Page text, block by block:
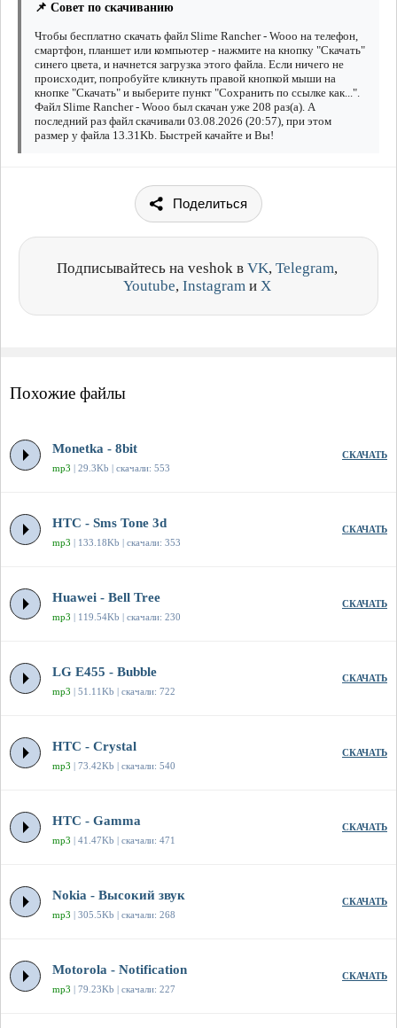
📌 Совет по скачиванию
Чтобы бесплатно скачать файл Slime Rancher - Wooo на телефон,
смартфон, планшет или компьютер - нажмите на кнопку "Скачать"
синего цвета, и начнется загрузка этого файла. Если ничего не
происходит, попробуйте кликнуть правой кнопкой мыши на
кнопке "Скачать" и выберите пункт "Сохранить по ссылке как...".
Файл Slime Rancher - Wooo был скачан уже 208 раз(а). А
последний раз файл скачивали 03.08.2026 (20:57), при этом
размер у файла 13.31Kb. Быстрей качайте и Вы!
Поделиться
Подписывайтесь на veshok в VK, Telegram,
Youtube, Instagram и X
Похожие файлы
Monetka - 8bit
mp3 | 29.3Kb | скачали: 553
СКАЧАТЬ
HTC - Sms Tone 3d
mp3 | 133.18Kb | скачали: 353
СКАЧАТЬ
Huawei - Bell Tree
mp3 | 119.54Kb | скачали: 230
СКАЧАТЬ
LG E455 - Bubble
mp3 | 51.11Kb | скачали: 722
СКАЧАТЬ
HTC - Crystal
mp3 | 73.42Kb | скачали: 540
СКАЧАТЬ
HTC - Gamma
mp3 | 41.47Kb | скачали: 471
СКАЧАТЬ
Nokia - Высокий звук
mp3 | 305.5Kb | скачали: 268
СКАЧАТЬ
Motorola - Notification
mp3 | 79.23Kb | скачали: 227
СКАЧАТЬ